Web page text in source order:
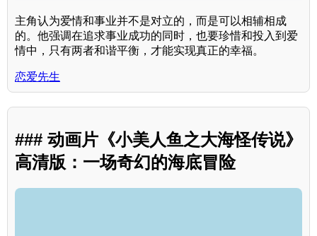
主角认为爱情和事业并不是对立的，而是可以相辅相成
的。他强调在追求事业成功的同时，也要珍惜和投入到爱
情中，只有两者和谐平衡，才能实现真正的幸福。
恋爱先生
### 动画片《小美人鱼之大海怪传说》
高清版：一场奇幻的海底冒险